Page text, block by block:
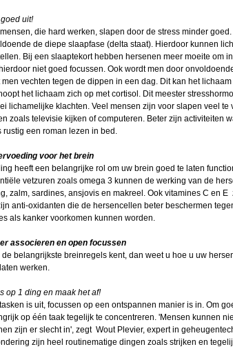
uit!
die hard werken, slapen door de stress minder
de diepe slaapfase (delta staat). Hierdoor kunnen
Bij een slaaptekort hebben hersenen meer moeite om
niet goed focussen. Ook wordt men door
men vechten tegen de dippen in een dag. Dit kan het
het lichaam zich op met cortisol. Dit meester
lichamelijke klachten. Veel mensen zijn voor slapen veel te
zoals televisie kijken of computeren. Beter zijn activiteiten
rustig een roman lezen in bed.
voor het brein
heeft een belangrijke rol om uw brein goed te laten
vetzuren zoals omega 3 kunnen de werking van de
zalm, sardines, ansjovis en makreel. Ook vitamines C en
anti-oxidanten die de hersencellen beter beschermen
als kanker voorkomen kunnen worden.
associeren en open focussen
de belangrijkste breinregels kent, dan weet u hoe u uw
werken.
op 1 ding en maak het af!
is uit, focussen op een ontspannen manier is in. Om
op één taak tegelijk te concentreren. 'Mensen kunnen
zijn er slecht in', zegt Wout Plevier, expert in
zijn heel routinematige dingen zoals strijken en